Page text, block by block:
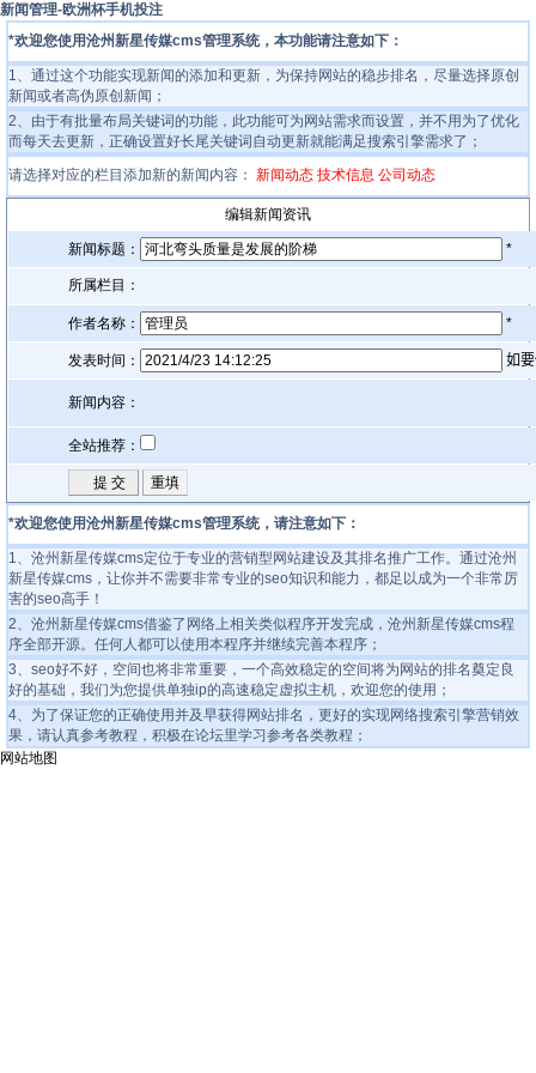
新闻管理-欧洲杯手机投注
*欢迎您使用沧州新星传媒cms管理系统，本功能请注意如下：
1、通过这个功能实现新闻的添加和更新，为保持网站的稳步排名，尽量选择原创
新闻或者高伪原创新闻；
2、由于有批量布局关键词的功能，此功能可为网站需求而设置，并不用为了优化
而每天去更新，正确设置好长尾关键词自动更新就能满足搜索引擎需求了；
请选择对应的栏目添加新的新闻内容： 新闻动态 技术信息 公司动态
编辑新闻资讯
新闻标题： *
所属栏目：
作者名称： *
发表时间： 如
新闻内容：
全站推荐：
*欢迎您使用沧州新星传媒cms管理系统，请注意如下：
1、沧州新星传媒cms定位于专业的营销型网站建设及其排名推广工作。通过沧州
新星传媒cms，让你并不需要非常专业的seo知识和能力，都足以成为一个非常厉
害的seo高手！
2、沧州新星传媒cms借鉴了网络上相关类似程序开发完成， 沧州新星传媒cms程
序全部开源。任何人都可以使用本程序并继续完善本程序；
3、seo好不好，空间也将非常重要，一个高效稳定的空间将为网站的排名奠定良
好的基础，我们为您提供单独ip的高速稳定虚拟主机 ，欢迎您的使用；
4、为了保证您的正确使用并及早获得网站排名，更好的实现网络搜索引擎营销效
果，请认真参考教程，积极在论坛里学习参考各类教程；
网站地图